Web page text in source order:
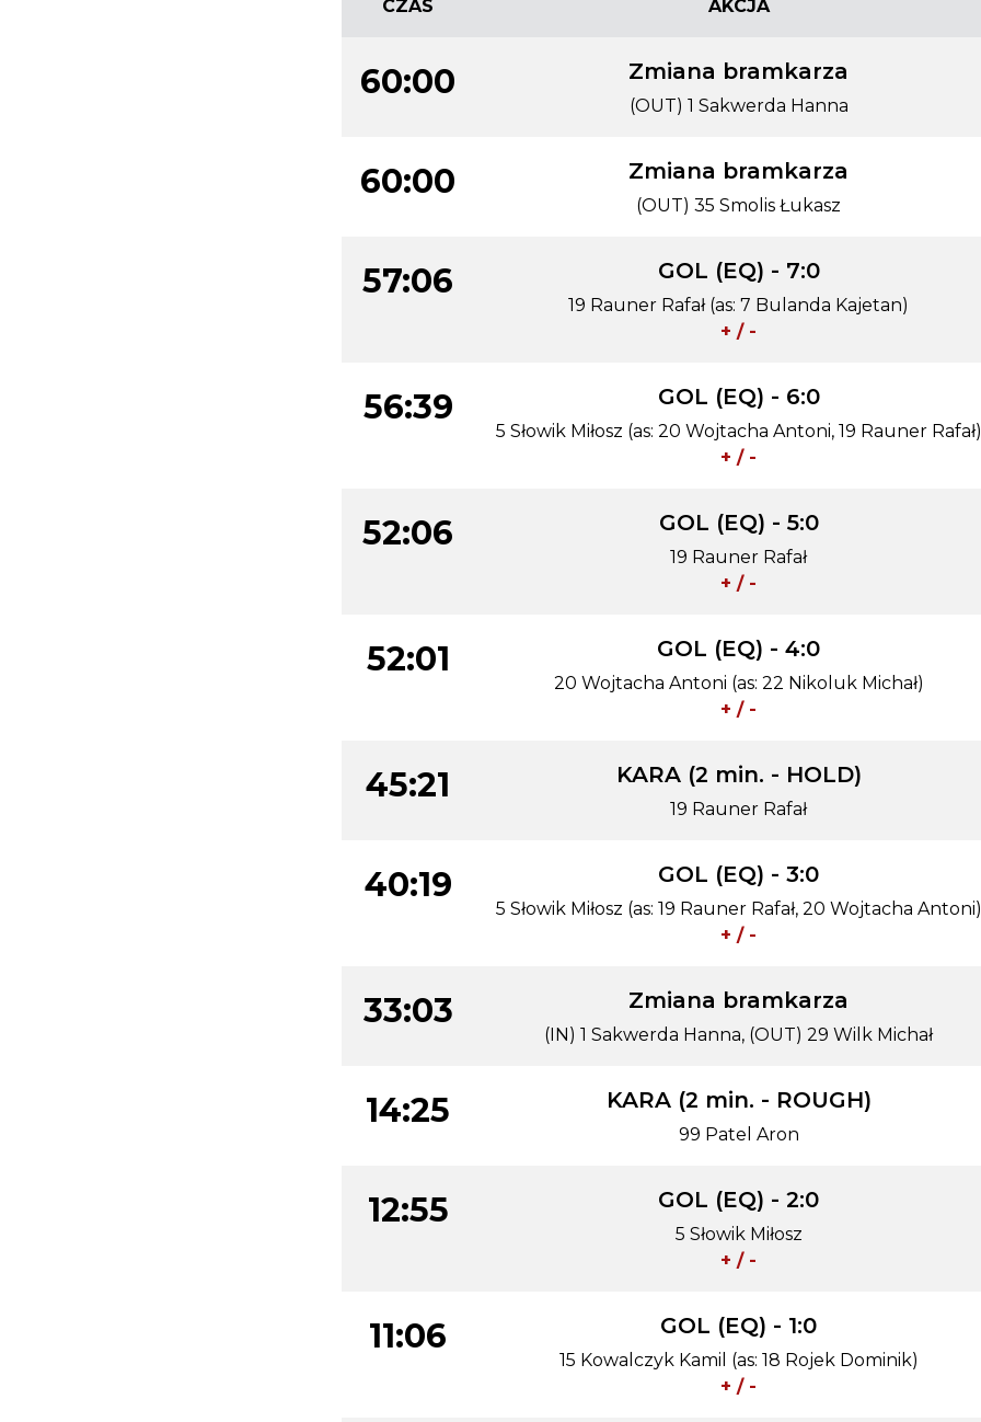
CZAS AKCJA
60:00 Zmiana bramkarza
(OUT) 1 Sakwerda Hanna
60:00 Zmiana bramkarza
(OUT) 35 Smolis Łukasz
57:06 GOL (EQ) - 7:0
19 Rauner Rafał (as: 7 Bulanda Kajetan)
+ / -
56:39 GOL (EQ) - 6:0
5 Słowik Miłosz (as: 20 Wojtacha Antoni, 19 Rauner Rafał)
+ / -
52:06 GOL (EQ) - 5:0
19 Rauner Rafał
+ / -
52:01 GOL (EQ) - 4:0
20 Wojtacha Antoni (as: 22 Nikoluk Michał)
+ / -
45:21 KARA (2 min. - HOLD)
19 Rauner Rafał
40:19 GOL (EQ) - 3:0
5 Słowik Miłosz (as: 19 Rauner Rafał, 20 Wojtacha Antoni)
+ / -
33:03 Zmiana bramkarza
(IN) 1 Sakwerda Hanna, (OUT) 29 Wilk Michał
14:25 KARA (2 min. - ROUGH)
99 Patel Aron
12:55 GOL (EQ) - 2:0
5 Słowik Miłosz
+ / -
11:06 GOL (EQ) - 1:0
15 Kowalczyk Kamil (as: 18 Rojek Dominik)
+ / -